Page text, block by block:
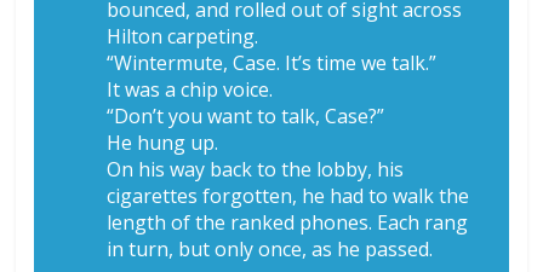
bounced, and rolled out of sight across
Hilton carpeting.
“Wintermute, Case. It’s time we talk.”
It was a chip voice.
“Don’t you want to talk, Case?”
He hung up.
On his way back to the lobby, his
cigarettes forgotten, he had to walk the
length of the ranked phones. Each rang
in turn, but only once, as he passed.